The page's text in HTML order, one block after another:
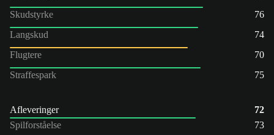
Skudstyrke
76
Langskud
74
Flugtere
70
Straffespark
75
Afleveringer
72
Spilforståelse
73